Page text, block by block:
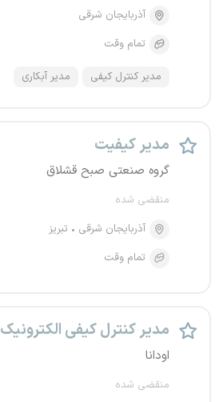
آذربایجان شرقی
تمام وقت
مدیر کنترل کیفی مدیر آبکاری
مدیر کیفیت
گروه صنعتی صبح قشلاق
منقضی شده
آذربایجان شرقی
تبریز
تمام وقت
مدیر کنترل کیفی الکترونیک
اودانا
منقضی شده